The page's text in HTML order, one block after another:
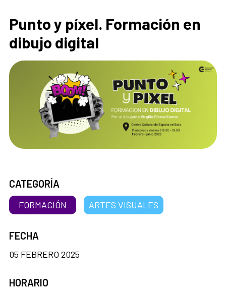
Punto y píxel. Formación en
dibujo digital
CATEGORÍA
FORMACIÓN ARTES VISUALES
FECHA
05 FEBRERO 2025
HORARIO